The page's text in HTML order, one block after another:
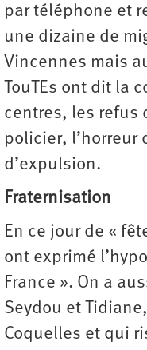
par téléphone et
une dizaine de
Vincennes mais
TouTEs ont dit la
centres, les refus
policier, l’horreur
d’expulsion.
Fraternisation
En ce jour de «
ont exprimé
France ». On a
Seydou et
Coquelles et qui